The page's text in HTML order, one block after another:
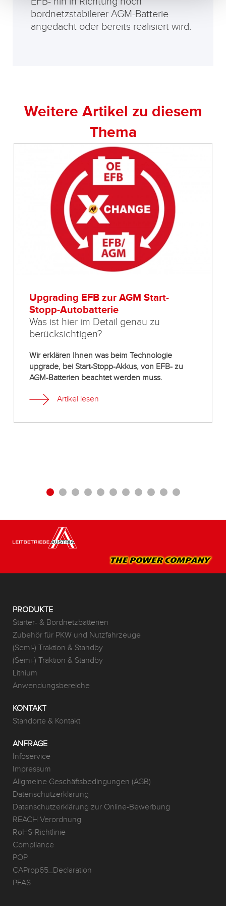
bordnetzstabilerer AGM-Batterie
angedacht oder bereits realisiert wird.
Weitere Artikel zu diesem
Thema
Upgrading EFB zur AGM Start-
Stopp-Autobatterie
Was ist hier im Detail genau zu
berücksichtigen?
Wir erklären Ihnen was beim Technologie
upgrade, bei Start-Stopp-Akkus, von EFB- zu
AGM-Batterien beachtet werden muss.
Artikel lesen
PRODUKTE
Starter- & Bordnetzbatterien
Zubehör für PKW und Nutzfahrzeuge
(Semi-) Traktion & Standby
(Semi-) Traktion & Standby
Lithium
Anwendungsbereiche
KONTAKT
Standorte & Kontakt
ANFRAGE
Infoservice
Impressum
Allgmeine Geschäftsbedingungen (AGB)
Datenschutzerklärung
Datenschutzerklärung zur Online-Bewerbung
REACH Verordnung
RoHS-Richtlinie
Compliance
POP
CAProp65_Declaration
PFAS